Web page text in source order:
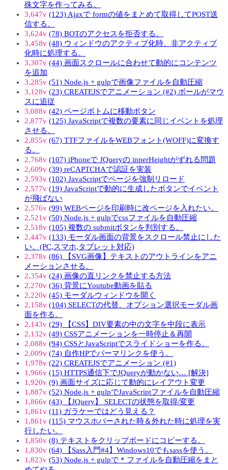
殊文字を作ってみる。
3,647v (123) Ajaxで formの値をまとめて取得してPOST送
信する。
3,624v (78) BOTのアクセスを拒否する。
3,458v (48) ウィンドウのアクティブ化時、非アクティブ
化時に処理する。
3,307v (44) 画面スクロールに合わせて動的にコンテンツ
を追加
3,285v (51) Node.js + gulpで画像ファイルを自動圧縮
3,128v (23) CREATEJSでアニメーション (#2) ボールがマウ
スに追従
3,088v (42) ページボトムに移動ボタン
2,877v (125) JavaScriptで複数の要素に同じイベントを処理
させる。
2,855v (67) TTFファイルをWEBフォント(WOFF)に変換す
る。
2,768v (107) iPhoneで JQueryの innerHeightがずれる問題
2,609v (39) reCAPTCHAで認証を実装
2,593v (102) JavaScriptでページを強制リロード
2,577v (19) JavaScriptで動的に生成したボタンでイベント
が飛ばない
2,576v (99) WEBページを印刷時に改ページを入れたい。
2,521v (50) Node.js + gulpでcssファイルを自動圧縮
2,518v (105) 複数の submitボタンを判別する。
2,447v (133) モーダル画面の背景をスクロール禁止にした
い。(PC,スマホ,タブレット対応)
2,378v (86) 【SVG画像】テキストのアウトラインをアニ
メーションさせる。
2,354v (24) 画像の直リンクを禁止する方法
2,270v (36) 背景にYoutube動画を貼る
2,220v (45) モーダルウィンドウを開く
2,158v (104) SELECTの代替、オプション選択モーダル画
面を作る。
2,143v (29) 【CSS】DIV要素の中の文字を中段に表示
2,132v (49) CSSアニメーションを一時停止＆再開
2,088v (94) CSSとJavaScriptでスライドショーを作る。
2,009v (74) 自作HPでパーマリンクを使う。
1,978v (22) CREATEJSでアニメーション (#1)
1,966v (15) HTTPS通信下でJQueryが動かない… [解決]
1,920v (9) 画面サイズに応じて動的にレイアウト変更
1,887v (52) Node.js + gulpでJavaScriptファイルを自動圧縮
1,866v (43) 【JQuery】 SELECTの状態を取得/変更
1,861v (11) ガラケーではどう見える？
1,861v (115) マウスホバーされた時＆外れた時に処理を実
行したい。
1,850v (8) テキストをクリップボードにコピーする。
1,830v (64) 【Sass入門#4】Windows10でもsassを使う。
1,823v (53) Node.js + gulpで * ファイルを自動圧縮をまと